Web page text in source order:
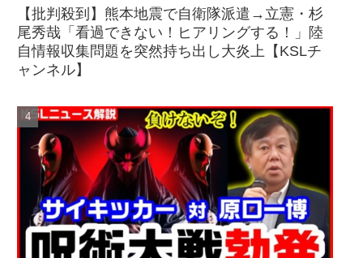
【批判殺到】熊本地震で自衛隊派遣→立憲・杉
尾秀哉「看過できない！ヒアリングする！」陸
自情報収集問題を突然持ち出し大炎上【KSLチ
ャンネル】